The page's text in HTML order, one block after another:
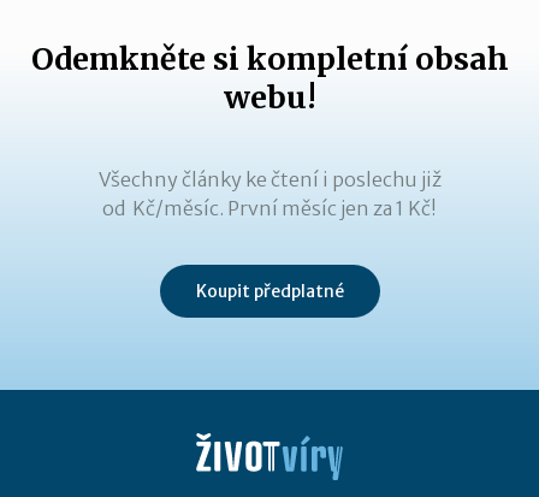
Odemkněte si kompletní obsah
webu!
Všechny články ke čtení i poslechu již
od Kč/měsíc. První měsíc jen za 1 Kč!
Koupit předplatné